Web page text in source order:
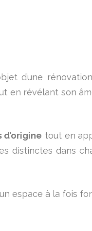
d’une
en révélant son
tout en
distinctes dans
espace à la fois